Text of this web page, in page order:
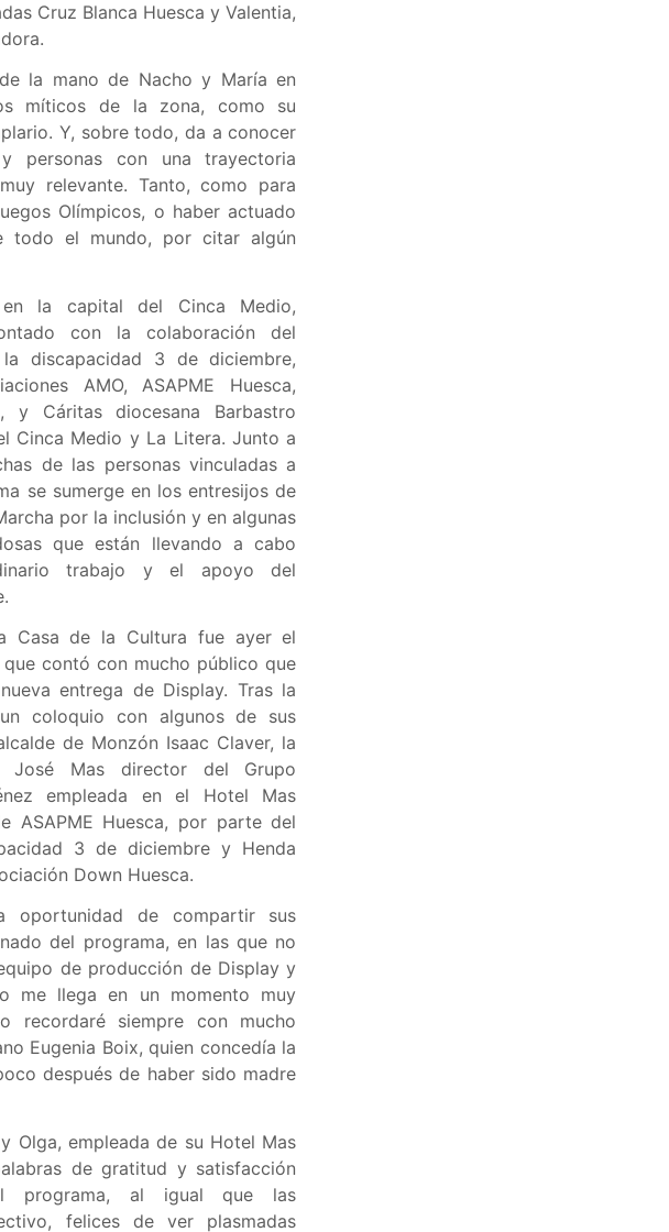
Cruz Blanca Huesca y Valentia,
la mano de Nacho y María en
míticos de la zona, como su
Y, sobre todo, da a conocer
personas con una trayectoria
relevante. Tanto, como para
Olímpicos, o haber actuado
todo el mundo, por citar algún
en la capital del Cinca Medio,
con la colaboración del
discapacidad 3 de diciembre,
AMO, ASAPME Huesca,
y Cáritas diocesana Barbastro
Cinca Medio y La Litera. Junto a
de las personas vinculadas a
se sumerge en los entresijos de
por la inclusión y en algunas
que están llevando a cabo
trabajo y el apoyo del
Casa de la Cultura fue ayer el
contó con mucho público que
entrega de Display. Tras la
coloquio con algunos de sus
de Monzón Isaac Claver, la
José Mas director del Grupo
empleada en el Hotel Mas
ASAPME Huesca, por parte del
3 de diciembre y Henda
Down Huesca.
oportunidad de compartir sus
del programa, en las que no
de producción de Display y
me llega en un momento muy
recordaré siempre con mucho
Eugenia Boix, quien concedía la
después de haber sido madre
Olga, empleada de su Hotel Mas
de gratitud y satisfacción
programa, al igual que las
felices de ver plasmadas